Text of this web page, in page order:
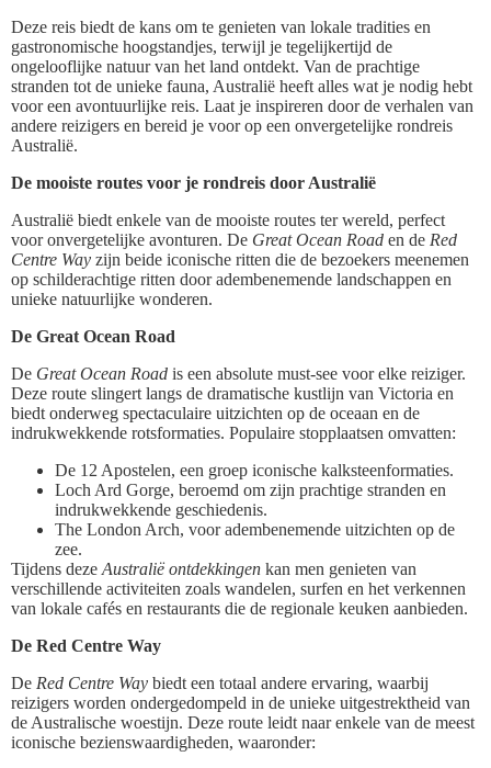
Deze reis biedt de kans om te genieten van lokale tradities en
gastronomische hoogstandjes, terwijl je tegelijkertijd de
ongelooflijke natuur van het land ontdekt. Van de prachtige
stranden tot de unieke fauna, Australië heeft alles wat je nodig hebt
voor een avontuurlijke reis. Laat je inspireren door de verhalen van
andere reizigers en bereid je voor op een onvergetelijke rondreis
Australië.
De mooiste routes voor je rondreis door Australië
Australië biedt enkele van de mooiste routes ter wereld, perfect
voor onvergetelijke avonturen. De Great Ocean Road en de Red
Centre Way zijn beide iconische ritten die de bezoekers meenemen
op schilderachtige ritten door adembenemende landschappen en
unieke natuurlijke wonderen.
De Great Ocean Road
De Great Ocean Road is een absolute must-see voor elke reiziger.
Deze route slingert langs de dramatische kustlijn van Victoria en
biedt onderweg spectaculaire uitzichten op de oceaan en de
indrukwekkende rotsformaties. Populaire stopplaatsen omvatten:
De 12 Apostelen, een groep iconische kalksteenformaties.
Loch Ard Gorge, beroemd om zijn prachtige stranden en
indrukwekkende geschiedenis.
The London Arch, voor adembenemende uitzichten op de
zee.
Tijdens deze Australië ontdekkingen kan men genieten van
verschillende activiteiten zoals wandelen, surfen en het verkennen
van lokale cafés en restaurants die de regionale keuken aanbieden.
De Red Centre Way
De Red Centre Way biedt een totaal andere ervaring, waarbij
reizigers worden ondergedompeld in de unieke uitgestrektheid van
de Australische woestijn. Deze route leidt naar enkele van de meest
iconische bezienswaardigheden, waaronder: